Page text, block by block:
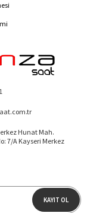
Hunat Mah.
7/A Kayseri Merkez
KAYIT OL